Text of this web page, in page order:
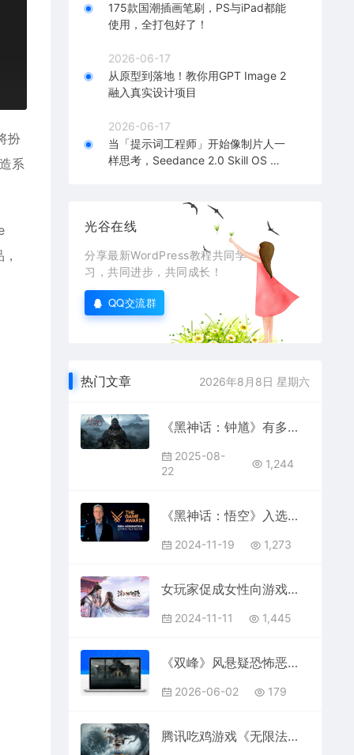
扮
系
175款国潮插画笔刷，PS与iPad都能
使用，全打包好了！
2026-06-17
从原型到落地！教你用GPT Image 2
融入真实设计项目
2026-06-17
当「提示词工程师」开始像制片人一
样思考，Seedance 2.0 Skill OS 深
光谷在线
分享最新WordPress教程共同学
习，共同进步，共同成长！
QQ交流群
热门文章 2026年8月8日 星期六
《黑神话：钟馗》有多炸裂？深度解析“黑钟馗”2分钟先导片
2025-08-
22
1,244
《黑神话：悟空》入选，TGA 2024 年度最佳游戏提名名单公布
2024-11-19 1,273
女玩家促成女性向游戏市场的“七雄争霸”
2024-11-11 1,445
《双峰》风悬疑恐怖恶魔城新游《银松镇 Silver Pines》确认10月8日发售，免费试玩版现已上线
2026-06-02 179
腾讯吃鸡游戏《无限法则》宣布 9 月起停止下载，12 月 1 日起停止运营